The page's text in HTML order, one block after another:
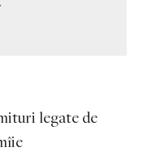
legate de